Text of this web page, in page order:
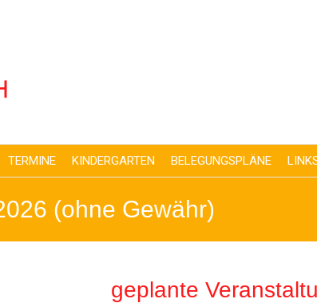
TERMINE KINDERGARTEN BELEGUNGSPLÄNE
(ohne Gewähr)
geplante